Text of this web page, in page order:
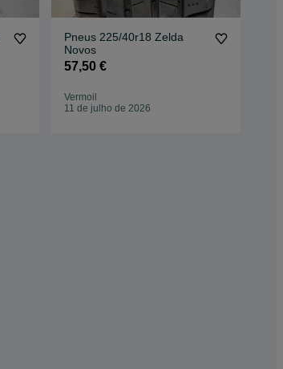
Pneus 225/40r18 Zelda
Novos
57,50 €
Vermoil
11 de julho de 2026